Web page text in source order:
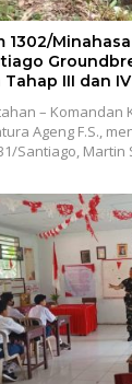
1302/
Tahap III dan
– Komandan
Ageng F.S.,
Santiago, Martin